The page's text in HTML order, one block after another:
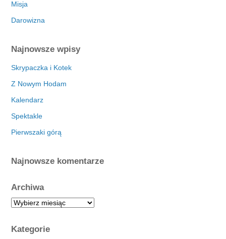
Misja
Darowizna
Najnowsze wpisy
Skrypaczka i Kotek
Z Nowym Hodam
Kalendarz
Spektakle
Pierwszaki górą
Najnowsze komentarze
Archiwa
A
h
Kategorie